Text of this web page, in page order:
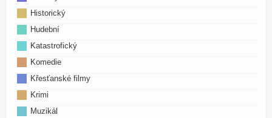
Historický
Hudební
Katastrofický
Komedie
Křesťanské filmy
Krimi
Muzikál